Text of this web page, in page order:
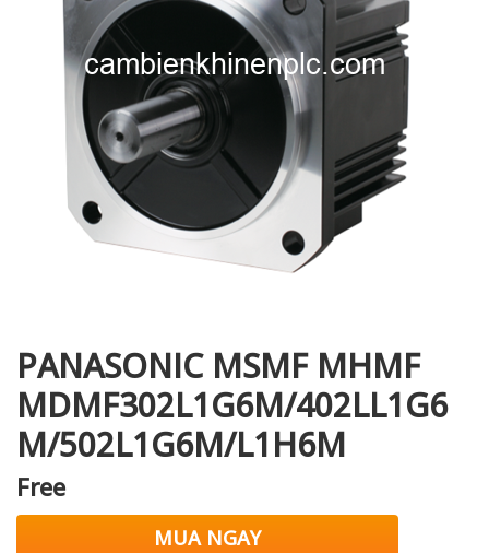
PANASONIC MSMF MHMF
MDMF302L1G6M/402LL1G6
M/502L1G6M/L1H6M
Free
MUA NGAY